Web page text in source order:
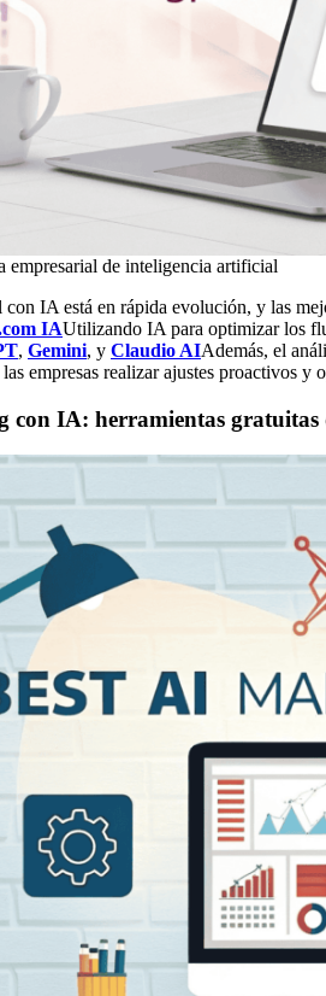
empresarial de inteligencia artificial
IA está en rápida evolución, y las
IAUtilizando IA para optimizar los
, Gemini, y Claudio AIAdemás, el
empresas realizar ajustes proactivos y
con IA: herramientas